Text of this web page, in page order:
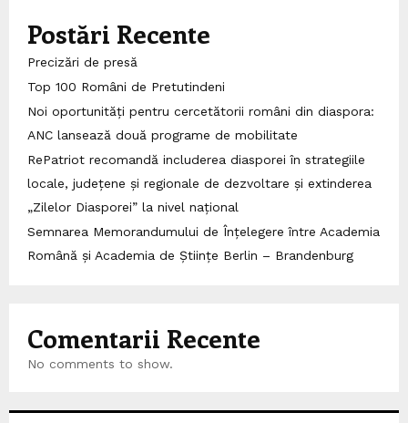
Postări Recente
Precizări de presă
Top 100 Români de Pretutindeni
Noi oportunități pentru cercetătorii români din diaspora:
ANC lansează două programe de mobilitate
RePatriot recomandă includerea diasporei în strategiile
locale, județene și regionale de dezvoltare și extinderea
„Zilelor Diasporei” la nivel național
Semnarea Memorandumului de Înțelegere între Academia
Română și Academia de Științe Berlin – Brandenburg
Comentarii Recente
No comments to show.